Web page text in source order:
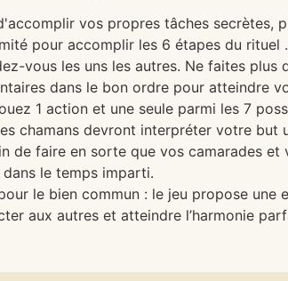
vos propres tâches secrètes,
pour accomplir les 6 étapes du rituel
vous les uns les autres. Ne faites plus
dans le bon ordre pour atteindre
1 action et une seule parmi les 7
chamans devront interpréter votre but
de faire en sorte que vos camarades
dans le temps imparti.
le bien commun : le jeu propose une
aux autres et atteindre l’harmonie